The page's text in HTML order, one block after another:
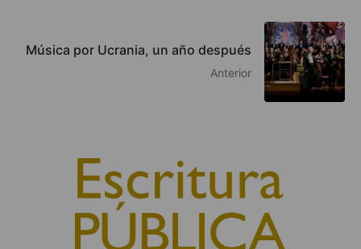
Música por Ucrania, un año después
Anterior